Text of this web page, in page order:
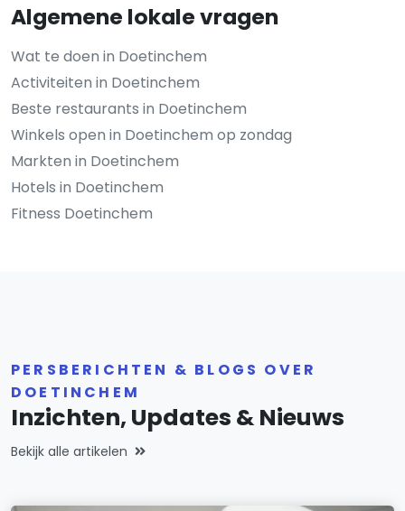
Algemene lokale vragen
Wat te doen in Doetinchem
Activiteiten in Doetinchem
Beste restaurants in Doetinchem
Winkels open in Doetinchem op zondag
Markten in Doetinchem
Hotels in Doetinchem
Fitness Doetinchem
PERSBERICHTEN & BLOGS OVER
DOETINCHEM
Inzichten, Updates & Nieuws
Bekijk alle artikelen